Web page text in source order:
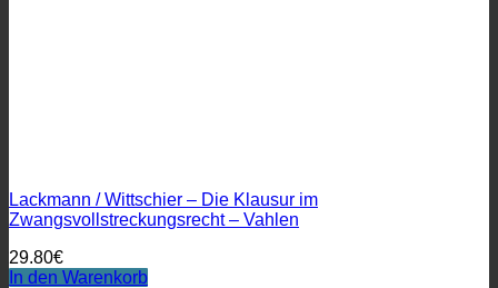
Lackmann / Wittschier – Die Klausur im
Zwangsvollstreckungsrecht – Vahlen
29.80€
In den Warenkorb